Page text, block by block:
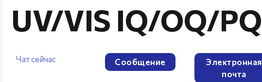
UV/VIS IQ/OQ/PQ
Чат сейчас Сообщение
Электронная
почта